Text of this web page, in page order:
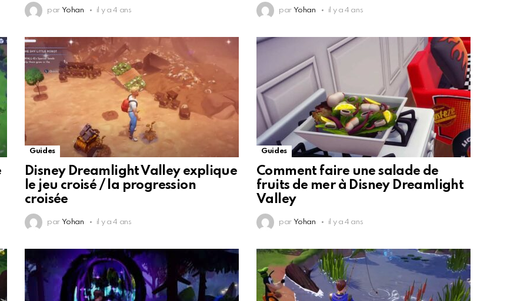
par Yohan il y a 4 ans par Yohan il y a 4 ans
Guides
Disney Dreamlight Valley explique
le jeu croisé / la progression
croisée
par Yohan il y a 4 ans
Guides
Comment faire une salade de
fruits de mer à Disney Dreamlight
Valley
par Yohan il y a 4 ans